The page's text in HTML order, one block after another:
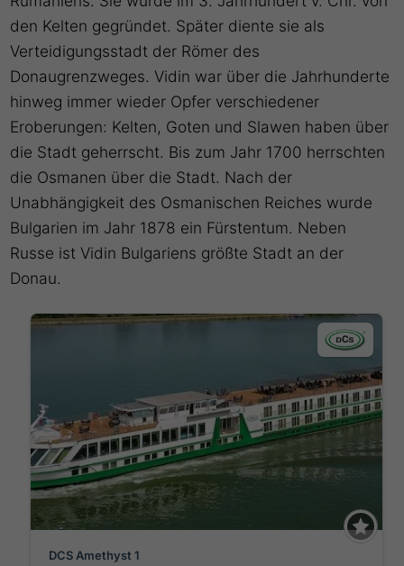
den Kelten gegründet. Später diente sie als
Verteidigungsstadt der Römer des
Donaugrenzweges. Vidin war über die Jahrhunderte
hinweg immer wieder Opfer verschiedener
Eroberungen: Kelten, Goten und Slawen haben über
die Stadt geherrscht. Bis zum Jahr 1700 herrschten
die Osmanen über die Stadt. Nach der
Unabhängigkeit des Osmanischen Reiches wurde
Bulgarien im Jahr 1878 ein Fürstentum. Neben
Russe ist Vidin Bulgariens größte Stadt an der
Donau.
DCS Amethyst 1